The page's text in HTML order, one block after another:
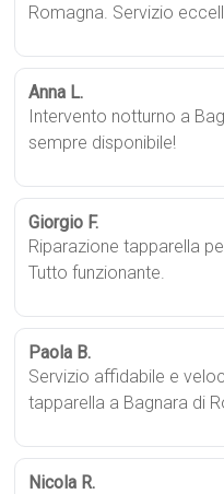
Romagna. Servizio
Anna L.
Intervento notturno a
sempre disponibile!
Giorgio F.
Riparazione tapparella
Tutto funzionante.
Paola B.
Servizio affidabile e
tapparella a Bagnara di
Nicola R.